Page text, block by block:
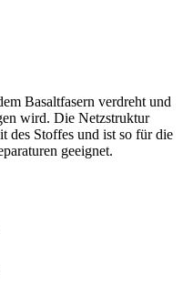
Basaltfasern verdreht und
wird. Die Netzstruktur
des Stoffes und ist so für die
geeignet.